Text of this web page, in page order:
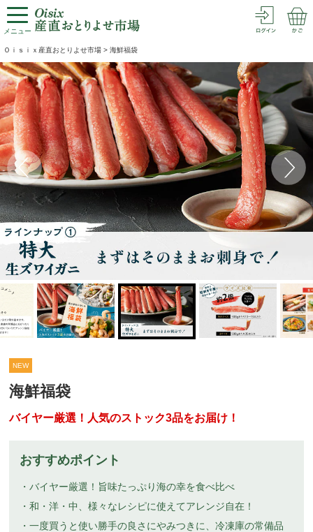
メニュー
Ｏｉｓｉｘ産直おとりよせ市場 > 海鮮福袋
NEW
海鮮福袋
バイヤー厳選！人気のストック3品をお届け！
おすすめポイント
・バイヤー厳選！旨味たっぷり海の幸を食べ比べ
・和・洋・中、様々なレシピに使えてアレンジ自在！
・一度買うと使い勝手の良さにやみつきに、冷凍庫の常備品